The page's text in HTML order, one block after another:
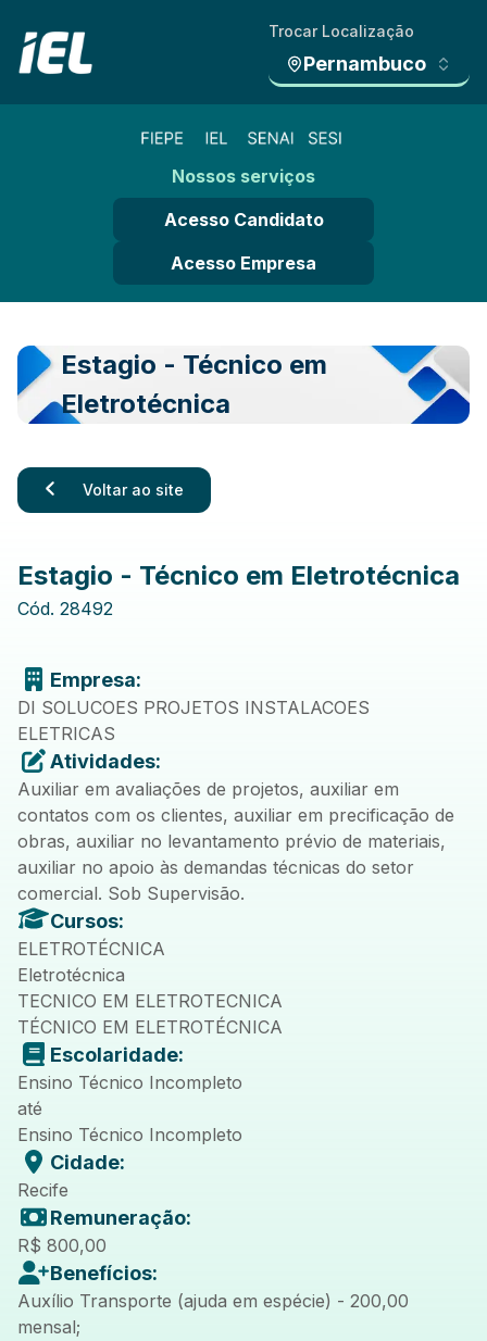
Trocar Localização
Pernambuco
Nossos serviços
Acesso Candidato
Acesso Empresa
Estagio - Técnico em
Eletrotécnica
Voltar ao site
Estagio - Técnico em Eletrotécnica
Cód. 28492
Empresa:
DI SOLUCOES PROJETOS INSTALACOES
ELETRICAS
Atividades:
Auxiliar em avaliações de projetos, auxiliar em
contatos com os clientes, auxiliar em precificação de
obras, auxiliar no levantamento prévio de materiais,
auxiliar no apoio às demandas técnicas do setor
comercial. Sob Supervisão.
Cursos:
ELETROTÉCNICA
Eletrotécnica
TECNICO EM ELETROTECNICA
TÉCNICO EM ELETROTÉCNICA
Escolaridade:
Ensino Técnico Incompleto
até
Ensino Técnico Incompleto
Cidade:
Recife
Remuneração:
R$ 800,00
Benefícios:
Auxílio Transporte (ajuda em espécie) - 200,00
mensal;